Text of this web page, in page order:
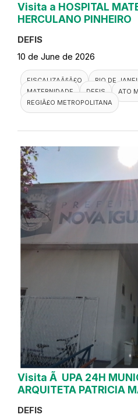
Visita a HOSPITAL
HERCULANO PINHEIRO
DEFIS
10 de June de 2026
FISCALIZAÃ§Ã£O
RIO DE
MATERNIDADE
DEFIS
ATO
REGIÃ£O METROPOLITANA
Visita Ã UPA 24H
ARQUITETA PATRICIA
DEFIS